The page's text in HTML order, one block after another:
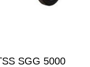
SGG 5000